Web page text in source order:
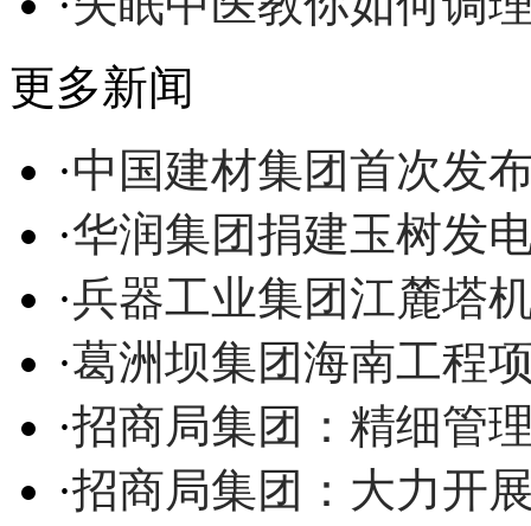
更多新闻
·中国建材集团首次发
·华润集团捐建玉树发
·兵器工业集团江麓塔
·葛洲坝集团海南工程
·招商局集团：精细管
·招商局集团：大力开